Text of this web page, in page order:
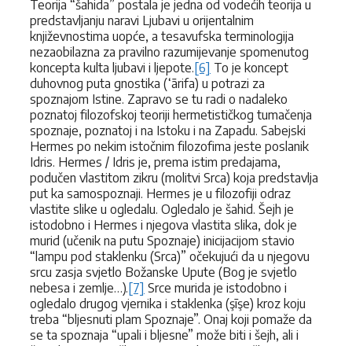
Teorija “šahida” postala je jedna od vodećih teorija u
predstavljanju naravi Ljubavi u orijentalnim
književnostima uopće, a tesavufska terminologija
nezaobilazna za pravilno razumijevanje spomenutog
koncepta kulta ljubavi i ljepote. [6] To je koncept
duhovnog puta gnostika (‘ārifa) u potrazi za
spoznajom Istine. Zapravo se tu radi o nadaleko
poznatoj filozofskoj teoriji hermetističkog tumačenja
spoznaje, poznatoj i na Istoku i na Zapadu. Sabejski
Hermes po nekim istočnim filozofima jeste poslanik
Idris. Hermes / Idris je, prema istim predajama,
podučen vlastitom zikru (molitvi Srca) koja predstavlja
put ka samospoznaji. Hermes je u filozofiji odraz
vlastite slike u ogledalu. Ogledalo je šahid. Šejh je
istodobno i Hermes i njegova vlastita slika, dok je
murid (učenik na putu Spoznaje) inicijacijom stavio
“lampu pod staklenku (Srca)” očekujući da u njegovu
srcu zasja svjetlo Božanske Upute (Bog je svjetlo
nebesa i zemlje…). [7] Srce murida je istodobno i
ogledalo drugog vjernika i staklenka (şīşe) kroz koju
treba “bljesnuti plam Spoznaje”. Onaj koji pomaže da
se ta spoznaja “upali i bljesne” može biti i šejh, ali i